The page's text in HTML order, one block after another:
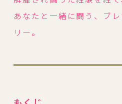
あなたと一緒に闘う、ブ
リー。